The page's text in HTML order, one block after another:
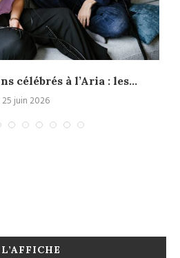
célébrés à l’Aria : les...
25 juin 2026